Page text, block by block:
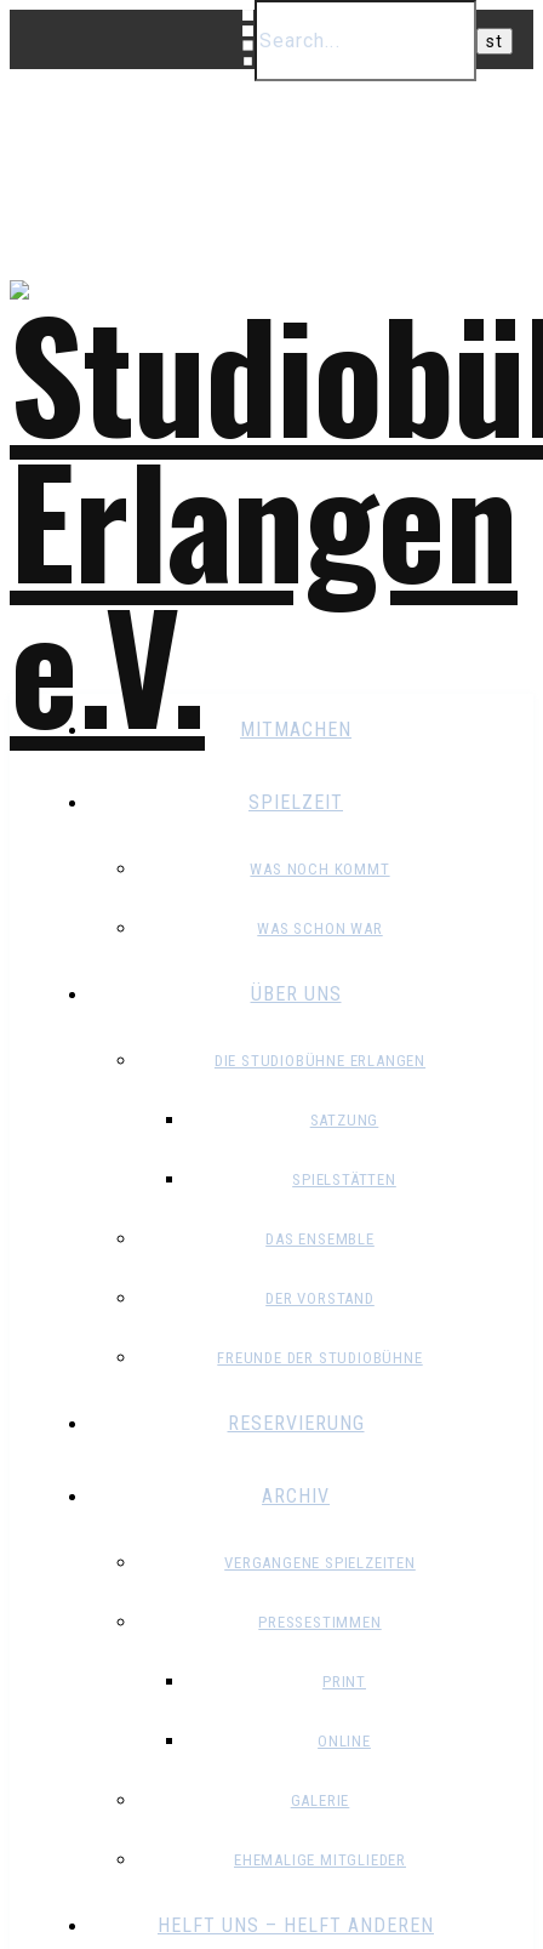
MITMACHEN
SPIELZEIT
WAS NOCH KOMMT
WAS SCHON WAR
ÜBER UNS
DIE STUDIOBÜHNE ERLANGEN
SATZUNG
SPIELSTÄTTEN
DAS ENSEMBLE
DER VORSTAND
FREUNDE DER STUDIOBÜHNE
RESERVIERUNG
ARCHIV
VERGANGENE SPIELZEITEN
PRESSESTIMMEN
PRINT
ONLINE
GALERIE
EHEMALIGE MITGLIEDER
HELFT UNS – HELFT ANDEREN